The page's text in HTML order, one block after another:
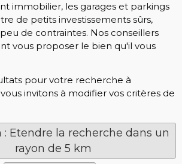
immobilier, les garages et parkings
de petits investissements sûrs,
de contraintes. Nos conseillers
vous proposer le bien qu'il vous
pour votre recherche à
invitons à modifier vos critères de
: Etendre la recherche dans un
rayon de 5 km